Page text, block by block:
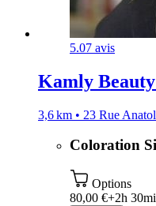
5.07 avis
Kamly
3,6 km • 23 Rue
Coloration
Options
80,00 €+2h